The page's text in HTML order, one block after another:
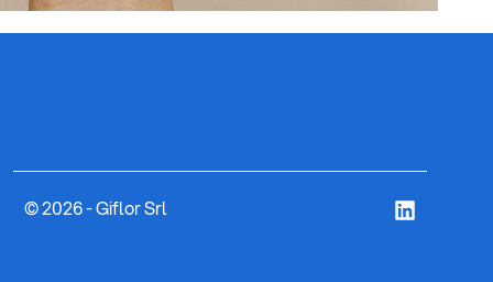
© 2026 - Giflor Srl